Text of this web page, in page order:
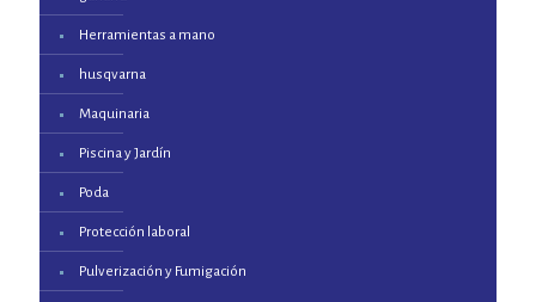
Herramientas a mano
husqvarna
Maquinaria
Piscina y Jardín
Poda
Protección laboral
Pulverización y Fumigación